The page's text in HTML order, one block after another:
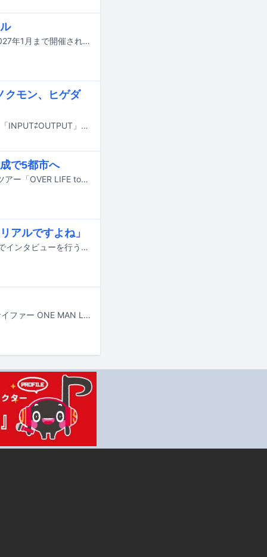
真心ブラザーズのライブツアー「TWIN MOUNTAIN TRAILS」が今年11月から2027年1月まで開催されることが決定した。
クモン、ヒゲダ
WEST.神山智洋のソロプロジェクトTomohiro Kamiyamaが9月1日に1stアルバム「INPUT⇄OUTPUT」をリリースする。
で5都市へ
橋本絵莉子が3rdフルアルバム「OVER LIFE」を携えたバンド編成でのワンマンツアー「OVER LIFE tour 2026」を9月29日から開催することを発表した。
アルですよね」
“地名をタイトルに冠した楽曲”を発表してきたアーティストに、実際にその場所でインタビューを行うこの連載。「なぜその街を舞台にした曲を書こうと思ったのか」「その街からどのようなインスピレーションを受けたのか」「自分の音楽に、街や土地がどのような影響を及ぼしているのか」……そんな質問をもとに“街”と“音楽”の関係性をあぶり出していく。第7回となる今回は、スカートの楽曲「高田馬場で乗り換えて」について澤部渡に語ってもらった。生まれ育った街やバンド結成の地など、各アーティストに縁深い場所にてインタビューを行ってきたこの連載だが、今回の舞台・高田馬場は、澤部が幾度となく利用してきた乗り換え地点だ。生活圏とも違うが、まったく無縁な場所でもない。微妙な距離感の乗り換え駅で、澤部は何を思い、どのように「高田馬場で乗り換えて」を書き上げたのか。そんなトピックから澤部と街との関係について聞いたところ、板橋で生まれ育った彼ならではの根深い葛藤が浮かび上がってきた。
梅田サイファーが2027年2月23日に東京・日本武道館でワンマンライブ「梅田サイファー ONE MAN LIVE “THE CYPHER in 日本武道館”」を開催することを発表。さらに2027年をもって活動を休止することを明らかにした。